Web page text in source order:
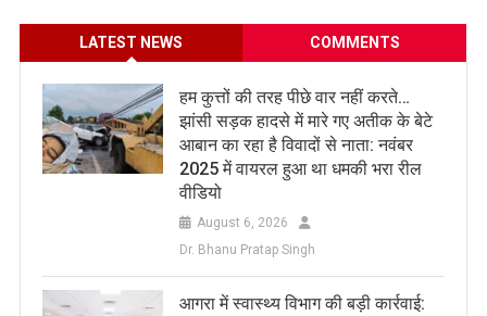
LATEST NEWS COMMENTS
हम कुत्तों की तरह पीछे वार नहीं करते…
झांसी सड़क हादसे में मारे गए अतीक के बेटे
आबान का रहा है विवादों से नाता: नवंबर
2025 में वायरल हुआ था धमकी भरा रील
वीडियो
August 6, 2026
Dr. Bhanu Pratap Singh
आगरा में स्वास्थ्य विभाग की बड़ी कार्रवाई: